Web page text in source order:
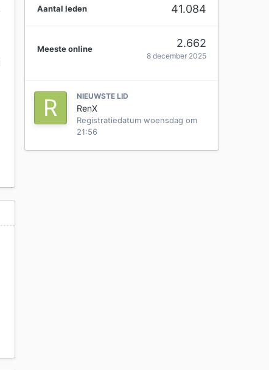
Aantal leden 41.084
Meeste online 2.662
8 december 2025
NIEUWSTE LID
RenX
Registratiedatum woensdag om
21:56